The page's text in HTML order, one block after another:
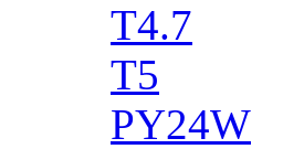
T4.7
T5
PY24W